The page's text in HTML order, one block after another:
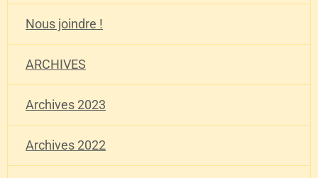
Nous joindre !
ARCHIVES
Archives 2023
Archives 2022